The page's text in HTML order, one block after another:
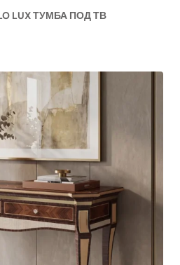
LUX ТУМБА ПОД ТВ